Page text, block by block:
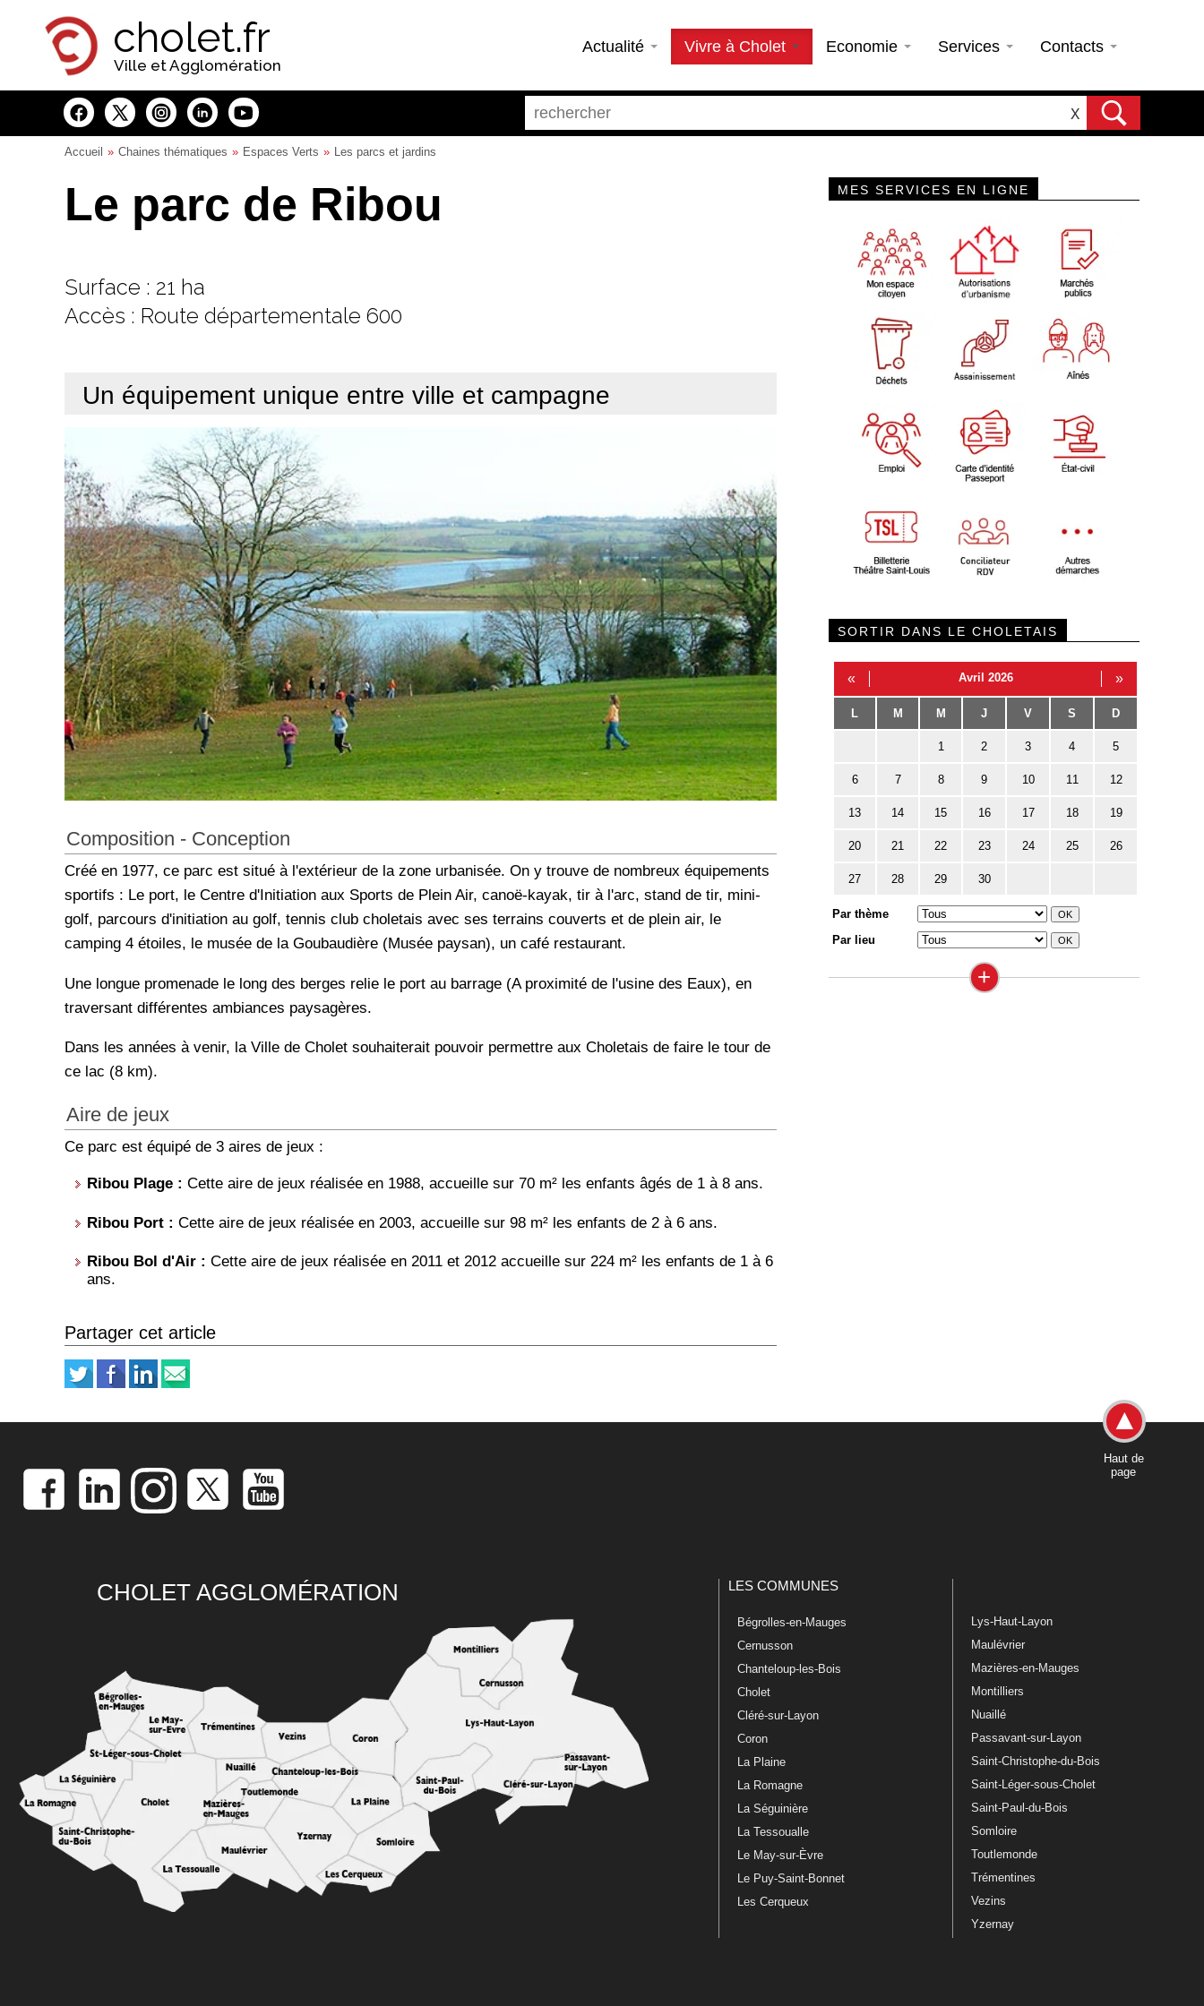
cholet.fr
Ville et Agglomération
Actualité Vivre à Cholet Economie Services Contacts
X
Accueil Chaines thématiques Espaces Verts Les parcs et jardins
Le parc de Ribou
Surface : 21 ha
Accès : Route départementale 600
Un équipement unique entre ville et campagne
Composition - Conception
Créé en 1977, ce parc est situé à l'extérieur de la zone urbanisée. On y trouve de nombreux équipements
sportifs : Le port, le Centre d'Initiation aux Sports de Plein Air, canoë-kayak, tir à l'arc, stand de tir, mini-
golf, parcours d'initiation au golf, tennis club choletais avec ses terrains couverts et de plein air, le
camping 4 étoiles, le musée de la Goubaudière (Musée paysan), un café restaurant.
Une longue promenade le long des berges relie le port au barrage (A proximité de l'usine des Eaux), en
traversant différentes ambiances paysagères.
Dans les années à venir, la Ville de Cholet souhaiterait pouvoir permettre aux Choletais de faire le tour de
ce lac (8 km).
Aire de jeux
Ce parc est équipé de 3 aires de jeux :
Ribou Plage : Cette aire de jeux réalisée en 1988, accueille sur 70 m² les enfants âgés de 1 à 8 ans.
Ribou Port : Cette aire de jeux réalisée en 2003, accueille sur 98 m² les enfants de 2 à 6 ans.
Ribou Bol d'Air : Cette aire de jeux réalisée en 2011 et 2012 accueille sur 224 m² les enfants de 1 à 6
ans.
Partager cet article
MES SERVICES EN LIGNE
SORTIR DANS LE CHOLETAIS
« Avril 2026 »
L M M J V S D
1 2 3 4 5
6 7 8 9 10 11 12
13 14 15 16 17 18 19
20 21 22 23 24 25 26
27 28 29 30
Par thème
Par lieu
+
Haut de
page
CHOLET AGGLOMÉRATION LES COMMUNES
Bégrolles-en-Mauges
Cernusson
Chanteloup-les-Bois
Cholet
Cléré-sur-Layon
Coron
La Plaine
La Romagne
La Séguinière
La Tessoualle
Le May-sur-Èvre
Le Puy-Saint-Bonnet
Les Cerqueux
Lys-Haut-Layon
Maulévrier
Mazières-en-Mauges
Montilliers
Nuaillé
Passavant-sur-Layon
Saint-Christophe-du-Bois
Saint-Léger-sous-Cholet
Saint-Paul-du-Bois
Somloire
Toutlemonde
Trémentines
Vezins
Yzernay